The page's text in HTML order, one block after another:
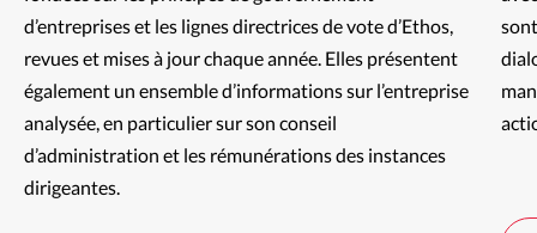
d’entreprises et les lignes directrices de vote d’Ethos,
revues et mises à jour chaque année. Elles présentent
également un ensemble d’informations sur l’entreprise
analysée, en particulier sur son conseil
d’administration et les rémunérations des instances
dirigeantes.